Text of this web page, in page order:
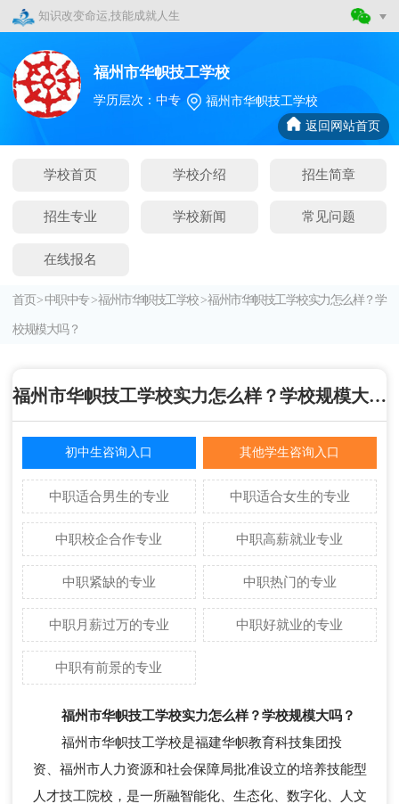
知识改变命运,技能成就人生
福州市华帜技工学校
福州市华帜技工学校
学历层次：中专
返回网站首页
学校首页 学校介绍 招生简章
招生专业 学校新闻 常见问题
在线报名
首页 >中职中专 >福州市华帜技工学校 >福州市华帜技工学校实力怎么样？学
校规模大吗？
福州市华帜技工学校实力怎么样？学校规模大吗？
初中生咨询入口 其他学生咨询入口
中职适合男生的专业 中职适合女生的专业
中职校企合作专业 中职高薪就业专业
中职紧缺的专业 中职热门的专业
中职月薪过万的专业 中职好就业的专业
中职有前景的专业
福州市华帜技工学校实力怎么样？学校规模大吗？
福州市华帜技工学校是福建华帜教育科技集团投
资、福州市人力资源和社会保障局批准设立的培养技能型
人才技工院校，是一所融智能化、生态化、数字化、人文